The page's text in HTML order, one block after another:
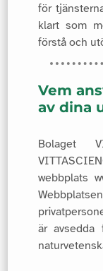
för
klart som
förstå och
Vem
av dina
Bolaget
webbplats
är avsedda